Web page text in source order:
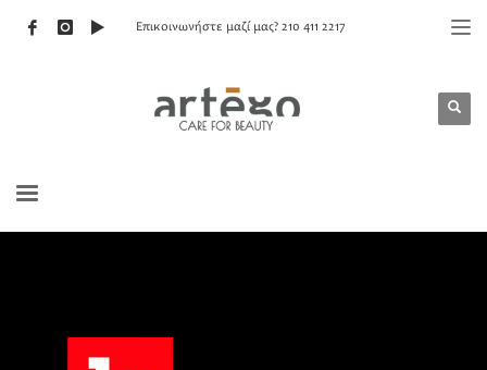
Επικοινωνήστε μαζί μας? 210 411 2217